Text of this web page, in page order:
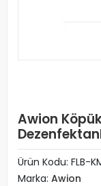
Awion
Ürün Kodu: FLB-
Marka: Awion